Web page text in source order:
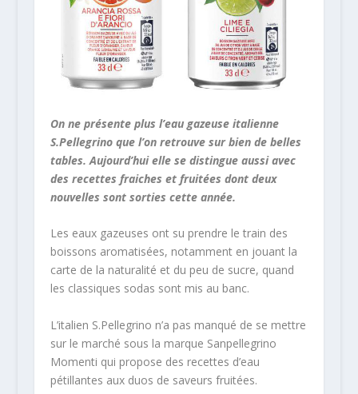
On ne présente plus l’eau gazeuse italienne
S.Pellegrino que l’on retrouve sur bien de belles
tables. Aujourd’hui elle se distingue aussi avec
des recettes fraiches et fruitées dont deux
nouvelles sont sorties cette année.
Les eaux gazeuses ont su prendre le train des
boissons aromatisées, notamment en jouant la
carte de la naturalité et du peu de sucre, quand
les classiques sodas sont mis au banc.
L’italien S.Pellegrino n’a pas manqué de se mettre
sur le marché sous la marque Sanpellegrino
Momenti qui propose des recettes d’eau
pétillantes aux duos de saveurs fruitées.